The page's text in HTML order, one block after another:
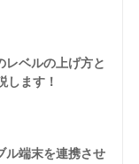
ベルの上げ方と
します！
端末を連携させ